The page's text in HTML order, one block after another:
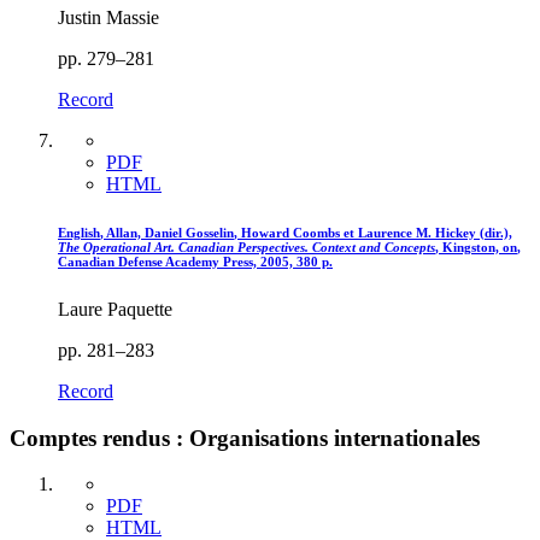
Justin Massie
pp. 279–281
Record
PDF
HTML
English, Allan, Daniel Gosselin, Howard Coombs et Laurence M. Hickey (dir.),
The Operational Art. Canadian Perspectives. Context and Concepts, Kingston, on,
Canadian Defense Academy Press, 2005, 380 p.
Laure Paquette
pp. 281–283
Record
Comptes rendus : Organisations internationales
PDF
HTML